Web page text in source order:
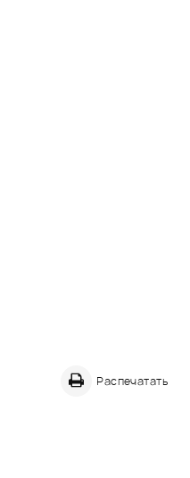
Распечатать